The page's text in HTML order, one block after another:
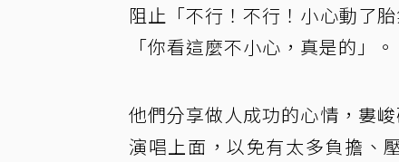
阻止「不行！不行！小心動了
「你看這麼不小心，真是的」。
他們分享做人成功的心情，婁
演唱上面，以免有太多負擔、